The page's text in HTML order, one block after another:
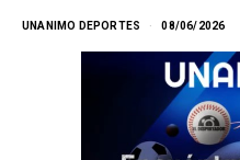
UNANIMO DEPORTES 08/06/2026